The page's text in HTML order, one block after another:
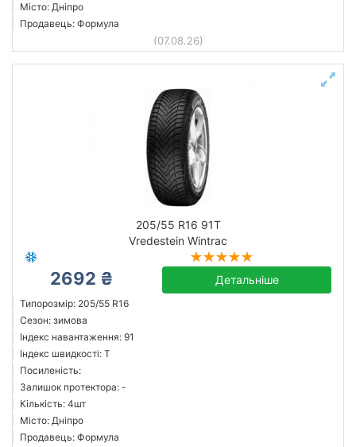
Місто: Дніпро
Продавець: Формула
(07.08.26)
205/55 R16 91T
Vredestein Wintrac
2692 ₴ Детальніше
Типорозмір: 205/55 R16
Сезон: зимова
Індекс навантаження: 91
Індекс швидкості: T
Посиленість:
Залишок протектора: -
Кількість: 4шт
Місто: Дніпро
Продавець: Формула